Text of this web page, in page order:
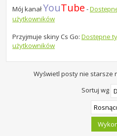
Mój kanałYouTube -
użytkowników
Przyjmuje skiny Cs Go: Dostępne
użytkowników
Wyświetl posty nie starsze
Sortuj wg